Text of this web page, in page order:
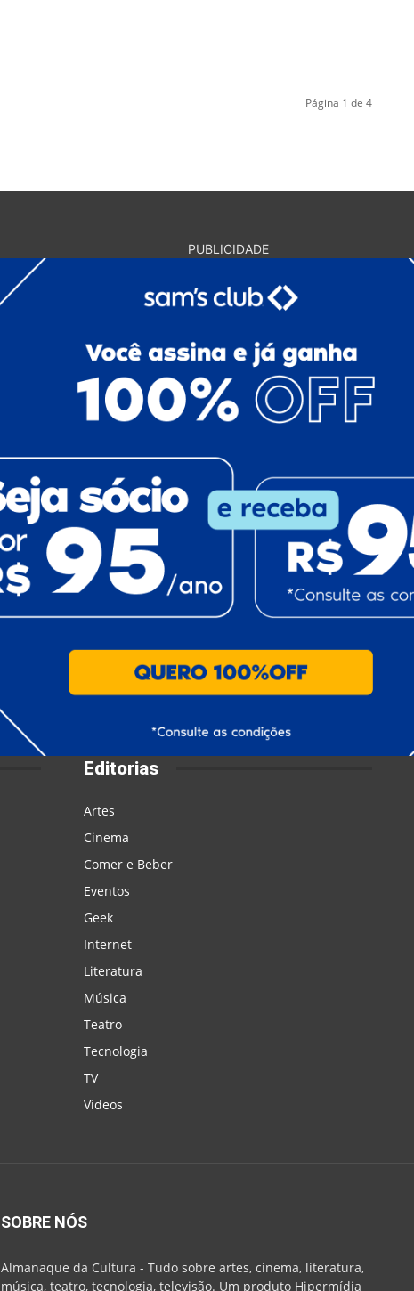
Página 1 de 4
PUBLICIDADE
Editorias
Artes
Cinema
Comer e Beber
Eventos
Geek
Internet
Literatura
Música
Teatro
Tecnologia
TV
Vídeos
SOBRE NÓS
Almanaque da Cultura - Tudo sobre artes, cinema, literatura,
música, teatro, tecnologia, televisão. Um produto Hipermídia